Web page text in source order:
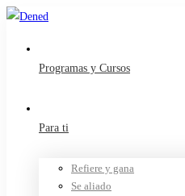
Programas y Cursos
Para ti
Refiere y gana
Se aliado